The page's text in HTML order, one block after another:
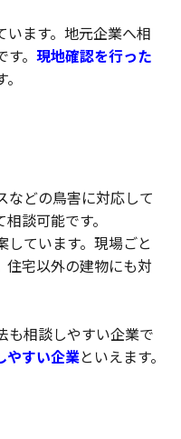
ます。地元企業へ相
。 現地確認を行った
などの鳥害に対応して
談可能です。
ています。現場ごと
住宅以外の建物にも対
も相談しやすい企業で
やすい企業といえます。